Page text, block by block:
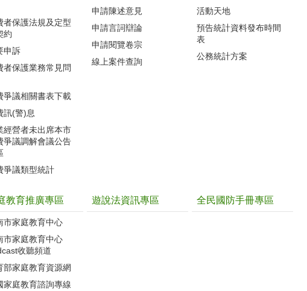
者保護法規及定型
約
申訴
者保護業務常見問
爭議相關書表下載
訊(警)息
經營者未出席本市
爭議調解會議公告
爭議類型統計
申請陳述意見
申請言詞辯論
申請閱覽卷宗
線上案件查詢
活動天地
預告統計資料發布時間
表
公務統計方案
教育推廣專區
市家庭教育中心
市家庭教育中心
收聽頻道
部家庭教育資源網
家庭教育諮詢專線
遊說法資訊專區 全民國防手冊專區